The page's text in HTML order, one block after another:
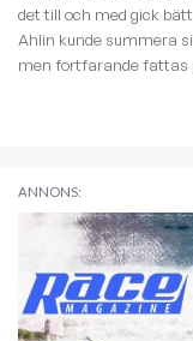
det till och med gick
Ahlin kunde summera
men fortfarande fattas
ANNONS: